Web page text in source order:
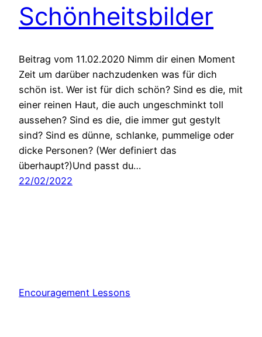
Schönheitsbilder
Beitrag vom 11.02.2020 Nimm dir einen Moment
Zeit um darüber nachzudenken was für dich
schön ist. Wer ist für dich schön? Sind es die, mit
einer reinen Haut, die auch ungeschminkt toll
aussehen? Sind es die, die immer gut gestylt
sind? Sind es dünne, schlanke, pummelige oder
dicke Personen? (Wer definiert das
überhaupt?)Und passt du…
22/02/2022
Encouragement Lessons